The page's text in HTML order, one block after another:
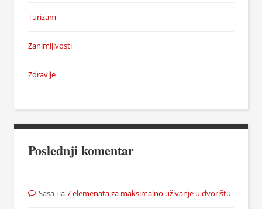
Turizam
Zanimljivosti
Zdravlje
Poslednji komentar
Sasa на7 elemenata za maksimalno uživanje u dvorištu